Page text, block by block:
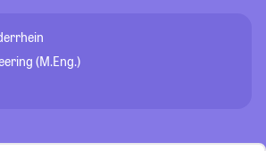
(M.Eng.)